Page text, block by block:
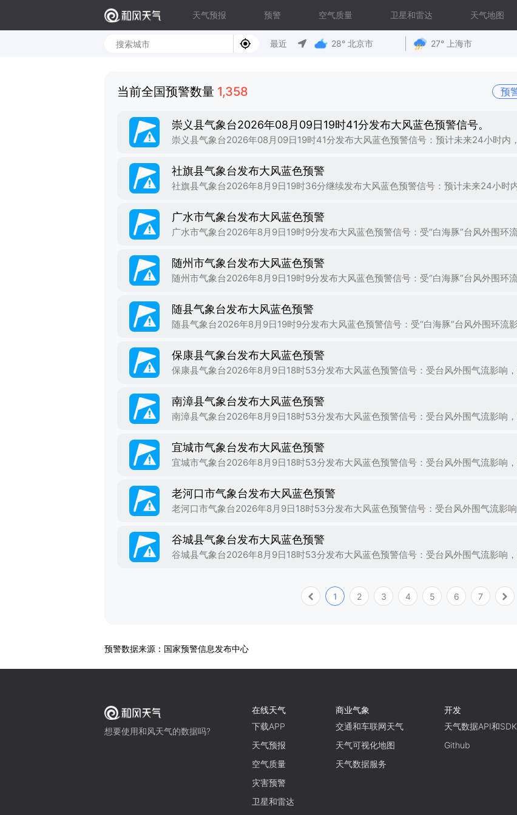
天气预报 预警 空气质量 卫星和雷达 天气地图
最近 28° 北京市 27° 上海市
当前全国预警数量 1,358
崇义县气象台2026年08月09日19时41分发布大风蓝色预警信号。
社旗县气象台发布大风蓝色预警
广水市气象台发布大风蓝色预警
随州市气象台发布大风蓝色预警
随县气象台发布大风蓝色预警
保康县气象台发布大风蓝色预警
南漳县气象台发布大风蓝色预警
宜城市气象台发布大风蓝色预警
老河口市气象台发布大风蓝色预警
谷城县气象台发布大风蓝色预警
1 2 3 4 5 6 7
预警数据来源：国家预警信息发布中心
想要使用和风天气的数据吗?
在线天气
下载APP
天气预报
空气质量
灾害预警
卫星和雷达
商业气象
交通和车联网天气
天气可视化地图
天气数据服务
开发
天气数据API和SDK
Github